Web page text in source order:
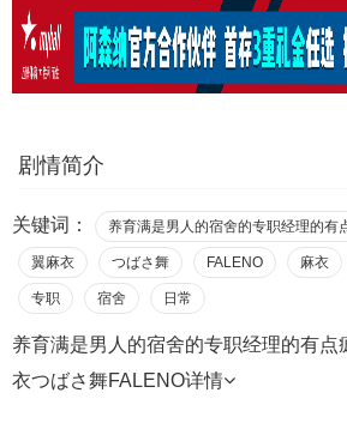
剧情简介
关键词： 养育满是男人的宿舍的专职经理的有
翼麻衣 つばさ舞 FALENO 麻衣
专职 宿舍 日常
养育满是男人的宿舍的专职经理的有点
衣つばさ舞FALENO详情